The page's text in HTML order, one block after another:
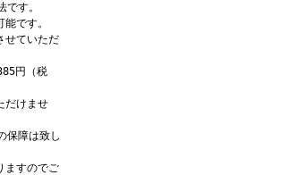
す。
です。
せていただ
円（税
だけませ
保障は致し
ますのでご